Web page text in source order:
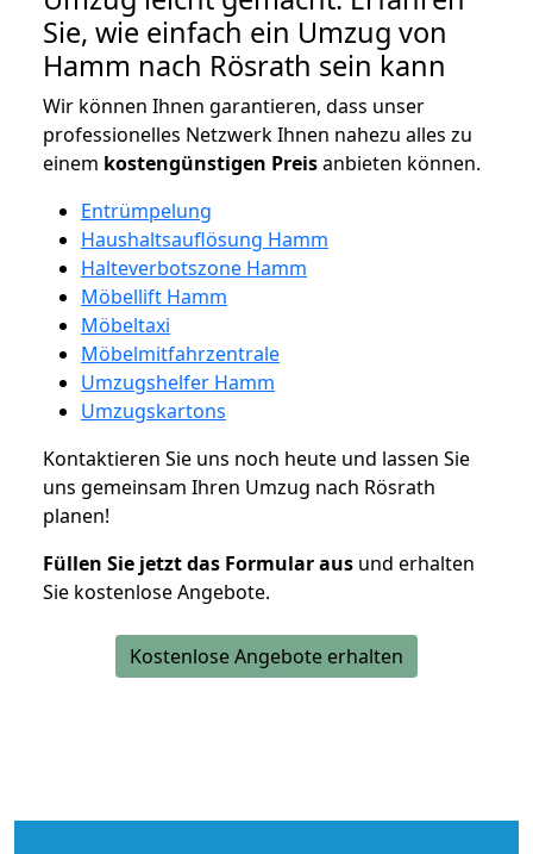
Sie, wie einfach ein Umzug von
Hamm nach Rösrath sein kann
Wir können Ihnen garantieren, dass unser
professionelles Netzwerk Ihnen nahezu alles zu
einem kostengünstigen Preisanbieten können.
Entrümpelung
Haushaltsauflösung Hamm
Halteverbotszone Hamm
Möbellift Hamm
Möbeltaxi
Möbelmitfahrzentrale
Umzugshelfer Hamm
Umzugskartons
Kontaktieren Sie uns noch heute und lassen Sie
uns gemeinsam Ihren Umzug nach Rösrath
planen!
Füllen Sie jetzt das Formular aus und erhalten
Sie kostenlose Angebote.
Kostenlose Angebote erhalten